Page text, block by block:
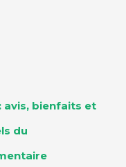
avis, bienfaits et
du